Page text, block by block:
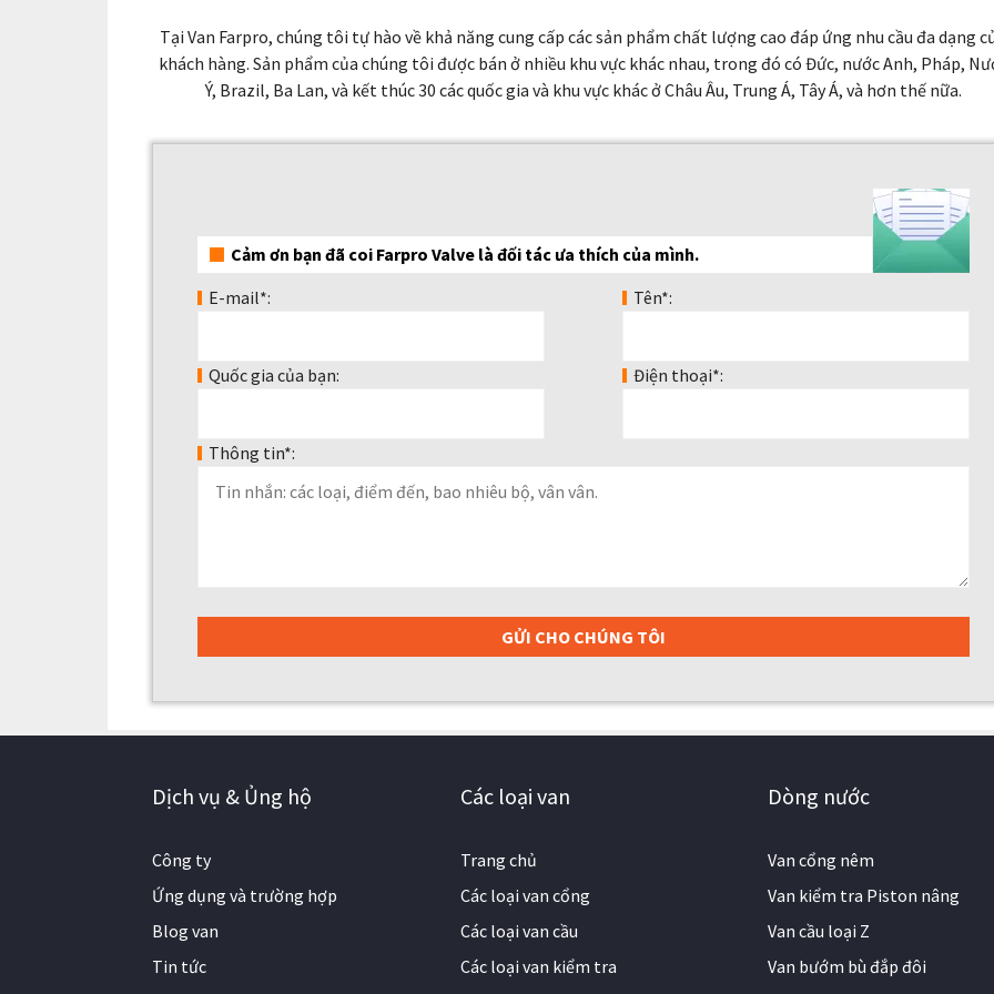
Tại Van Farpro, chúng tôi tự hào về khả năng cung cấp các sản phẩm chất lượng cao đáp ứng nhu cầu đa dạng
khách hàng. Sản phẩm của chúng tôi được bán ở nhiều khu vực khác nhau, trong đó có Đức, nước Anh, Pháp,
Ý, Brazil, Ba Lan, và kết thúc 30 các quốc gia và khu vực khác ở Châu Âu, Trung Á, Tây Á, và hơn thế nữa.
Cảm ơn bạn đã coi Farpro Valve là đối tác ưa thích của mình.
E-mail*:
Tên*:
Quốc gia của bạn: Điện thoại*:
Thông tin*:
Dịch vụ & Ủng hộ
Công ty
Ứng dụng và trường hợp
Blog van
Tin tức
Các loại van
Trang chủ
Các loại van cổng
Các loại van cầu
Các loại van kiểm tra
Dòng nước
Van cổng nêm
Van kiểm tra Piston nâng
Van cầu loại Z
Van bướm bù đắp đôi